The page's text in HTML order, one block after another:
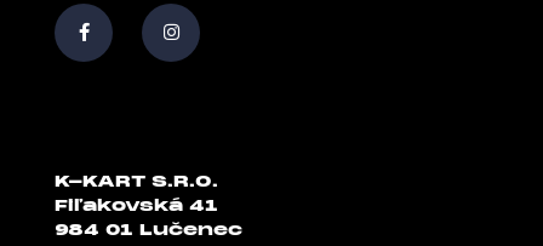
K-KART S.R.O.
Fiľakovská 41
984 01 Lučenec